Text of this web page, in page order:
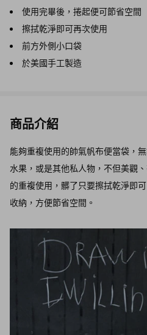
使用完畢後，捲起便可節省空間
擦拭乾淨即可再次使用
前方外側小口袋
於美國手工製造
商品介紹
能夠重複使用的帥氣帆布便當袋，
水果，或是其他私人物，不但美觀
的重複使用，髒了只要擦拭乾淨即
收納，方便節省空間。